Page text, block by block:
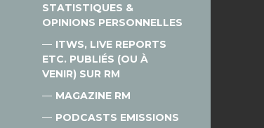
STATISTIQUES &
OPINIONS PERSONNELLES
ITWS, LIVE REPORTS
ETC. PUBLIÉS (OU À
VENIR) SUR RM
MAGAZINE RM
PODCASTS EMISSIONS